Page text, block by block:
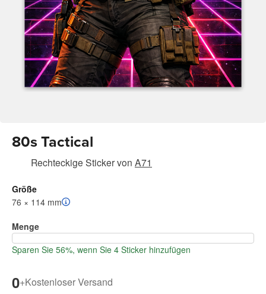
80s Tactical
Rechteckige Stickervon A71
Größe
76 × 114 mm
Menge
Sparen Sie 56%, wenn Sie 4 Sticker hinzufügen
0+Kostenloser Versand